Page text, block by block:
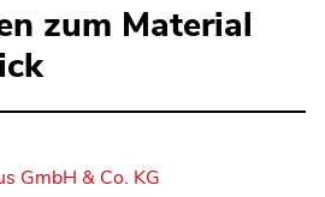
zum Material
GmbH & Co. KG